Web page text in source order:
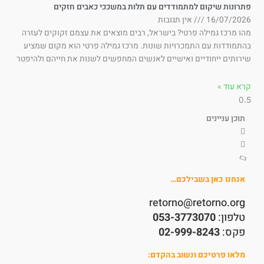
שיקום למתמודדים עם תלות במשככי כאבים חזקים
16/07/
אין תגובות
מרכז גמילה פרטי? בישראל, רבים מוצאים את עצמם זקוקים לעזרה
עם התמכרויות שונות. מרכז גמילה פרטי הוא מקום שמציע
ייחודיים ואישיים לאנשים המחפשים לשנות את חייהם ולהיפטר
עוד »
תוכן עניינים
אנחנו כאן בשבילכם…
retorno@retorno.org
טלפון:053-3773070
פקס:02-999-8243
מלאו פרטיכם ונשוב בהקדם: